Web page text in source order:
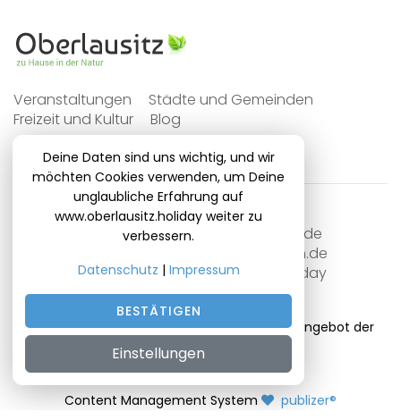
Veranstaltungen
Städte und Gemeinden
Freizeit und Kultur
Blog
DieBayern.de
DieBrandenburger.de
DieNiedersachsen.de
DieThueringer.de
oberlausitz.holiday
OnlinedatingKompass.de
© 2014 - 2026 oberlausitz.holiday | Ein Serviceangebot der
021 Media UG (haftungsbeschränkt) .
Impressum
Content Management System
publizer®
Deine Daten sind uns wichtig, und wir
möchten Cookies verwenden, um Deine
unglaubliche Erfahrung auf
www.oberlausitz.holiday weiter zu
verbessern.
Datenschutz | Impressum
BESTÄTIGEN
DANKE
Einstellungen